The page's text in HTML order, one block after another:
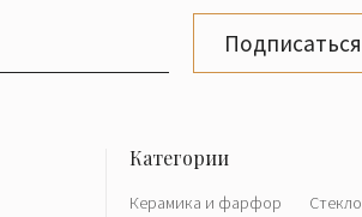
Подписаться
Керамика и фарфор Стекло